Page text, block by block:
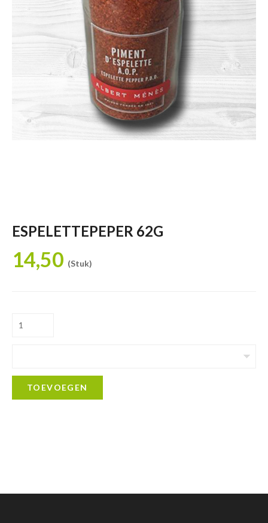
ESPELETTEPEPER 62G
14,50 (Stuk)
TOEVOEGEN